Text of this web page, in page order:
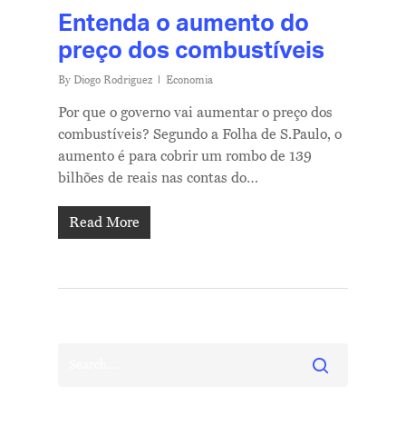
Entenda o aumento do
preço dos combustíveis
By Diogo Rodriguez Economia
Por que o governo vai aumentar o preço dos
combustíveis? Segundo a Folha de S.Paulo, o
aumento é para cobrir um rombo de 139
bilhões de reais nas contas do…
Read More